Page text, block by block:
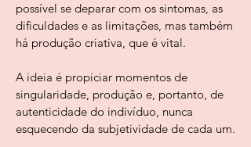
possível se deparar com os sintomas, as
dificuldades e as limitações, mas também
há produção criativa, que é vital.
A ideia é propiciar momentos de
singularidade, produção e, portanto, de
autenticidade do indivíduo, nunca
esquecendo da subjetividade de cada um.